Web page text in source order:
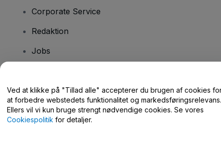
Corporate Service
Redaktion
Jobs
Har du spørgsmål?
Hjælpecenter / Kontakt os
Ved at klikke på "Tillad alle" accepterer du brugen af cookies
at forbedre webstedets funktionalitet og markedsføringsrelevans.
Ellers vil vi kun bruge strengt nødvendige cookies. Se vores
Cookiespolitik for detaljer.